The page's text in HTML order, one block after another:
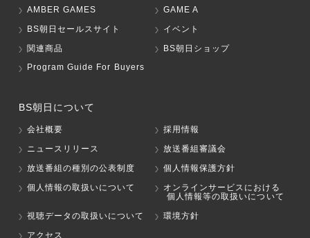
AMBER GAMES
GAME A
BS朝日セールスサイト
イベント
関連商品
BS朝日ショップ
Program Guide For Buyers
BS朝日について
会社概要
採用情報
ニュースリリース
放送番組審議会
放送番組の種別の公表制度
個人情報保護方針
個人情報の取扱いについて
オンラインサービスにおける
個人情報等の取扱いについて
視聴データの取扱いについて
環境方針
アクセス